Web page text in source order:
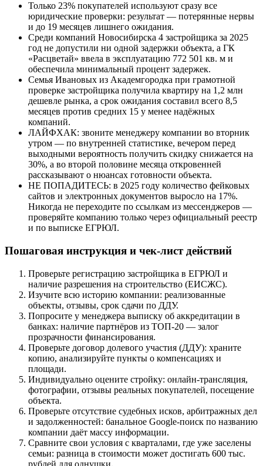
Только 23% покупателей используют сразу все
юридические проверки: результат — потерянные нервы
и до 19 месяцев лишнего ожидания.
Среди компаний Новосибирска 4 застройщика за 2025
год не допустили ни одной задержки объекта, а ГК
«Расцветай» ввела в эксплуатацию 772 501 кв. м и
обеспечила минимальный процент задержек.
Семья Ивановых из Академгородка при грамотной
проверке застройщика получила квартиру на 1,2 млн
дешевле рынка, а срок ожидания составил всего 8,5
месяцев против средних 15 у менее надёжных
компаний.
ЛАЙФХАК: звоните менеджеру компании во вторник
утром — по внутренней статистике, вечером перед
выходными вероятность получить скидку снижается на
30%, а во второй половине месяца откровенней
рассказывают о нюансах готовности объекта.
НЕ ПОПАДИТЕСЬ: в 2025 году количество фейковых
сайтов и электронных документов выросло на 17%.
Никогда не переходите по ссылкам из мессенджеров —
проверяйте компанию только через официальный реестр
и по выписке ЕГРЮЛ.
Пошаговая инструкция и чек-лист действий
Проверьте регистрацию застройщика в ЕГРЮЛ и
наличие разрешения на строительство (ЕИСЖС).
Изучите всю историю компании: реализованные
объекты, отзывы, срок сдачи по ДДУ.
Попросите у менеджера выписку об аккредитации в
банках: наличие партнёров из ТОП-20 — залог
прозрачности финансирования.
Проверьте договор долевого участия (ДДУ): храните
копию, анализируйте пункты о компенсациях и
площади.
Индивидуально оцените стройку: онлайн-трансляция,
фотографии, отзывы реальных покупателей, посещение
объекта.
Проверьте отсутствие судебных исков, арбитражных дел
и задолженностей: банальное Google-поиск по названию
компании даёт массу информации.
Сравните свои условия с кварталами, где уже заселены
семьи: разница в стоимости может достигать 600 тыс.
рублей для однушки.